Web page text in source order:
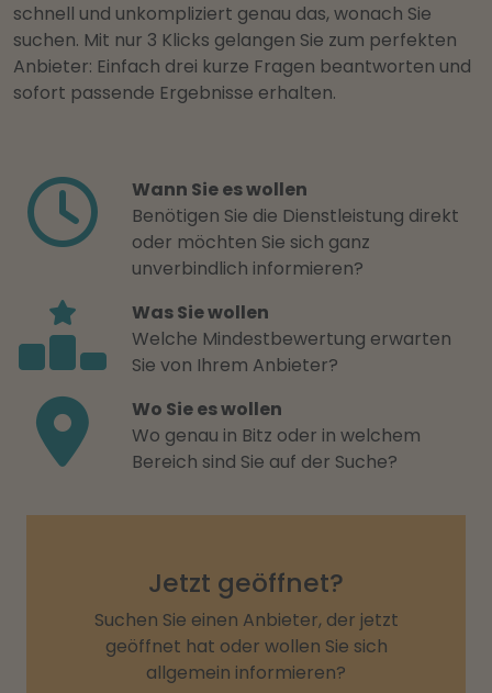
schnell und unkompliziert genau das, wonach Sie
suchen. Mit nur 3 Klicks gelangen Sie zum perfekten
Anbieter: Einfach drei kurze Fragen beantworten und
sofort passende Ergebnisse erhalten.
Wann Sie es wollen
Benötigen Sie die Dienstleistung direkt
oder möchten Sie sich ganz
unverbindlich informieren?
Was Sie wollen
Welche Mindestbewertung erwarten
Sie von Ihrem Anbieter?
Wo Sie es wollen
Wo genau in Bitz oder in welchem
Bereich sind Sie auf der Suche?
Jetzt geöffnet?
Suchen Sie einen Anbieter, der jetzt
geöffnet hat oder wollen Sie sich
allgemein informieren?